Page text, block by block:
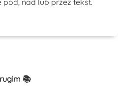
pod, nad lub przez tekst.
📚